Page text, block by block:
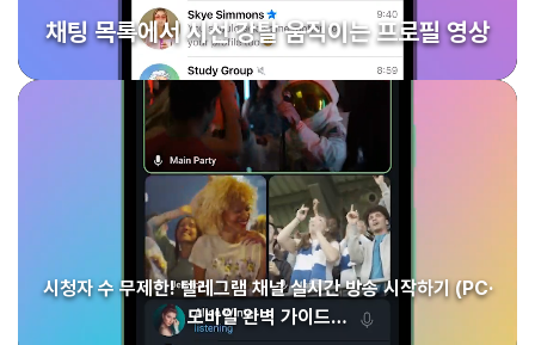
채팅 목록에서 시선 강탈 움직이는 프로필 영상
시청자 수 무제한! 텔레그램 채널 실시간 방송 시작하기 (PC·
모바일 완벽 가이드…